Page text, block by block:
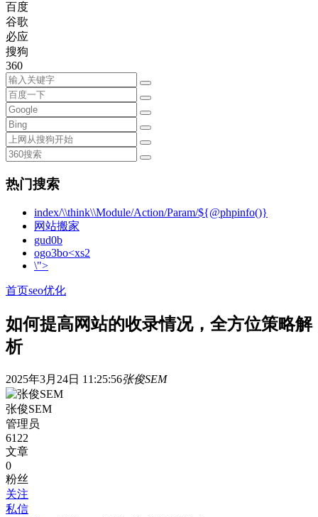
百度
谷歌
必应
搜狗
360
热门搜索
index/\\think\\Module/Action/Param/${@phpinfo()}
网站搬家
gud0b
ogo3bo<xs2
\">
首页seo优化
如何提高网站的收录情况，全方位策略解
析
2025年3月24日 11:25:56张俊SEM
张俊SEM
管理员
6122
文章
0
粉丝
关注
私信